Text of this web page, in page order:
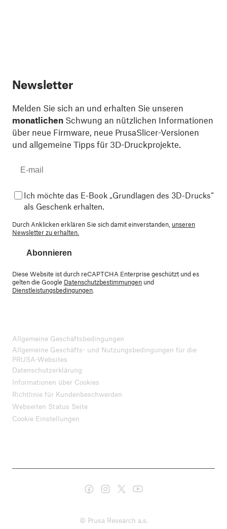
Newsletter
Melden Sie sich an und erhalten Sie unseren
monatlichen Schwung an nützlichen Informationen
über neue Firmware, neue PrusaSlicer-Versionen
und allgemeine Tipps für 3D-Druckprojekte.
Ich möchte das E-Book „Grundlagen des 3D-Drucks“
als Geschenk erhalten.
Durch Anklicken erklären Sie sich damit einverstanden, unseren
Newsletter zu erhalten.
Abonnieren
Diese Website ist durch reCAPTCHA Enterprise geschützt und es
gelten die Google Datenschutzbestimmungen und
Dienstleistungsbedingungen
Allgemeine Geschäftsbedingungen
Allgemeine Geschäfts- und Nutzungsbedingungen für die
PRUSA-Websites
Datenschutzerklärung
Informationen über Cookies
Richtlinie für Kundenbeschwerden
Webseiten Status Seite
Cookie Einstellungen
© Prusa Research a.s.